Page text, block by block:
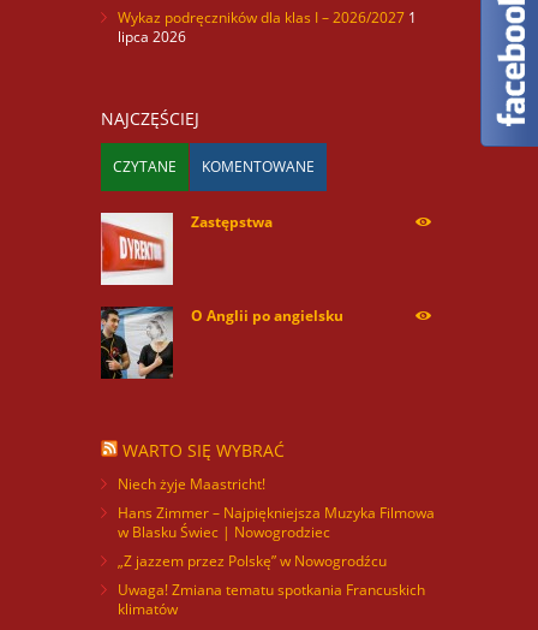
Wykaz podręczników dla klas I – 2026/2027 1
lipca 2026
NAJCZĘŚCIEJ
CZYTANE KOMENTOWANE
Zastępstwa
O Anglii po angielsku
WARTO SIĘ WYBRAĆ
Niech żyje Maastricht!
Hans Zimmer – Najpiękniejsza Muzyka Filmowa
w Blasku Świec | Nowogrodziec
„Z jazzem przez Polskę” w Nowogrodźcu
Uwaga! Zmiana tematu spotkania Francuskich
klimatów